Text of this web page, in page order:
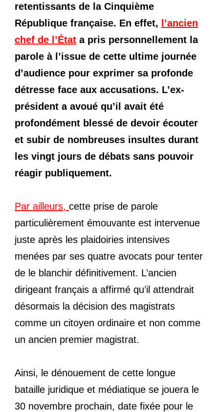
retentissants de la Cinquième
République française. En effet,
l’ancien
chef de l’État a pris personnellement la
parole à l’issue de cette ultime journée
d’audience pour exprimer sa profonde
détresse face aux accusations. L’ex-
président a avoué qu’il avait été
profondément blessé de devoir écouter
et subir de nombreuses insultes durant
les vingt jours de débats sans pouvoir
réagir publiquement.
Par ailleurs, cette prise de parole
particulièrement émouvante est intervenue
juste après les plaidoiries intensives
menées par ses quatre avocats pour tenter
de le blanchir définitivement. L’ancien
dirigeant français a affirmé qu’il attendrait
désormais la décision des magistrats
comme un citoyen ordinaire et non comme
un ancien premier magistrat.
Ainsi, le dénouement de cette longue
bataille juridique et médiatique se jouera le
30 novembre prochain, date fixée pour le